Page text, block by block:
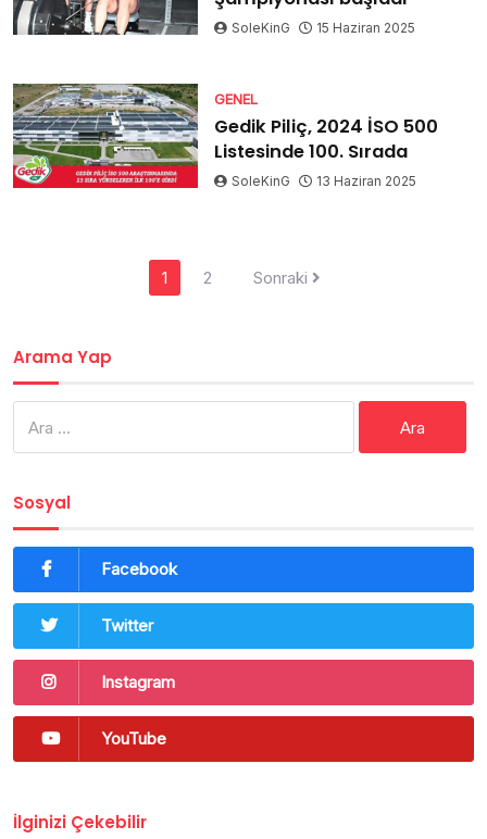
SoleKinG 15 Haziran 2025
GENEL
Gedik Piliç, 2024 İSO 500
Listesinde 100. Sırada
SoleKinG 13 Haziran 2025
1 2 Sonraki
Arama Yap
Sosyal
Facebook
Twitter
Instagram
YouTube
İlginizi Çekebilir